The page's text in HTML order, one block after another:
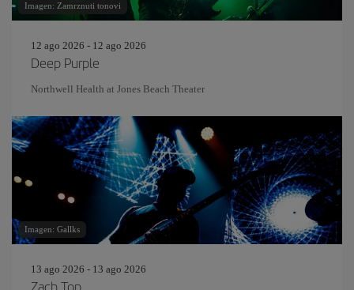
Imagen: Zamrznuti tonovi
12 ago 2026 - 12 ago 2026
Deep Purple
Northwell Health at Jones Beach Theater
Imagen: Gallks
13 ago 2026 - 13 ago 2026
Zach Top